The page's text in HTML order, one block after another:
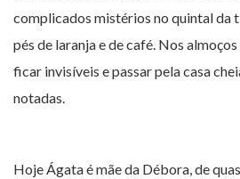
complicados mistérios no quintal da
pés de laranja e de café. Nos
ficar invisíveis e passar pela casa
notadas.
Hoje Ágata é mãe da Débora, de